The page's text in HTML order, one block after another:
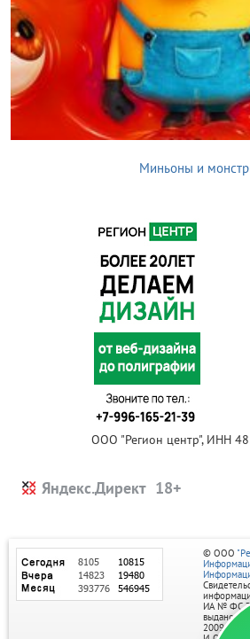
Миньоны и
ООО "Регион центр", ИНН
Яндекс.Директ
© ООО
ИА № ФС
выдано
2009г.